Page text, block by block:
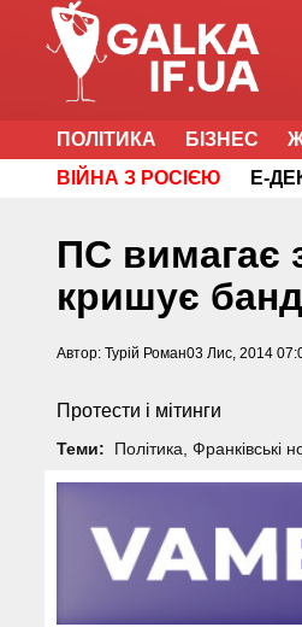
ПОЛІТИКА БІЗНЕС
ВІЙНА З РОСІЄЮ
Е-
ПС вимагає
кришує
Автор: Турій Роман03 Лис, 2014
Протести і мітинги
Теми: Політика Франківські